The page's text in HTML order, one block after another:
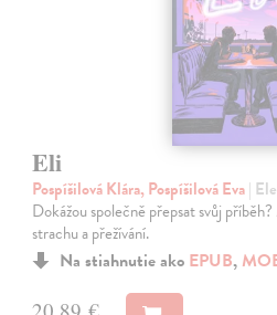
Eli
Pospíšilová Klára, Pospíšilová Eva|
Dokážou společně přepsat svůj
strachu a přežívání.
Na stiahnutie ako EPUB,